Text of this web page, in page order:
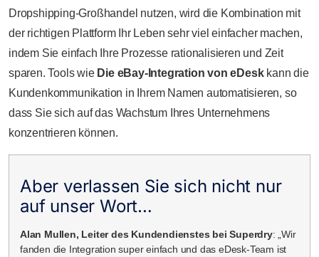
Dropshipping-Großhandel nutzen, wird die Kombination mit
der richtigen Plattform Ihr Leben sehr viel einfacher machen,
indem Sie einfach Ihre Prozesse rationalisieren und Zeit
sparen. Tools wie Die eBay-Integration von eDeskkann die
Kundenkommunikation in Ihrem Namen automatisieren, so
dass Sie sich auf das Wachstum Ihres Unternehmens
konzentrieren können.
Aber verlassen Sie sich nicht nur
auf unser Wort…
Alan Mullen, Leiter des Kundendienstes bei Superdry: „Wir
fanden die Integration super einfach und das eDesk-Team ist